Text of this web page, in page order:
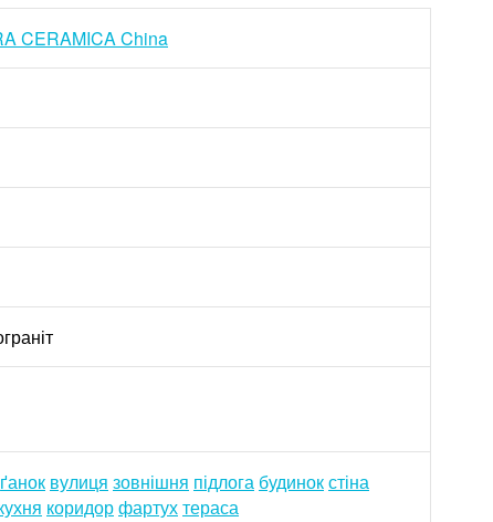
CERAMICA China
ґанок вулиця зовнішня підлога будинокстіна
коридорфартухтераса